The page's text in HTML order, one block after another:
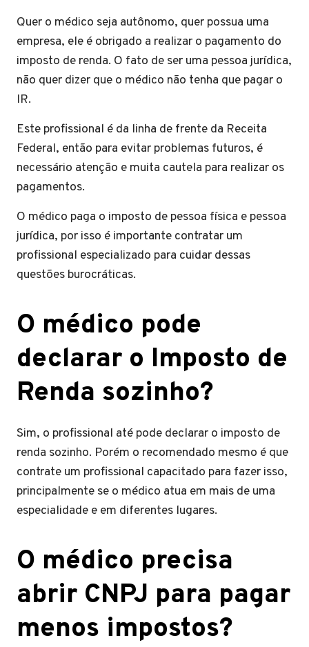
Quer o médico seja autônomo, quer possua uma
empresa, ele é obrigado a realizar o pagamento do
imposto de renda. O fato de ser uma pessoa jurídica,
não quer dizer que o médico não tenha que pagar o
IR.
Este profissional é da linha de frente da Receita
Federal, então para evitar problemas futuros, é
necessário atenção e muita cautela para realizar os
pagamentos.
O médico paga o imposto de pessoa física e pessoa
jurídica, por isso é importante contratar um
profissional especializado para cuidar dessas
questões burocráticas.
O médico pode
declarar o Imposto de
Renda sozinho?
Sim, o profissional até pode declarar o imposto de
renda sozinho. Porém o recomendado mesmo é que
contrate um profissional capacitado para fazer isso,
principalmente se o médico atua em mais de uma
especialidade e em diferentes lugares.
O médico precisa
abrir CNPJ para pagar
menos impostos?